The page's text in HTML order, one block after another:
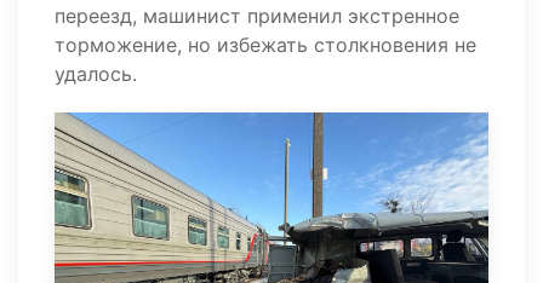
переезд, машинист применил экстренное
торможение, но избежать столкновения не
удалось.